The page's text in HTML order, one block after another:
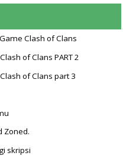
Clash of Clans
of Clans PART 2
of Clans part 3
Zoned.
skripsi